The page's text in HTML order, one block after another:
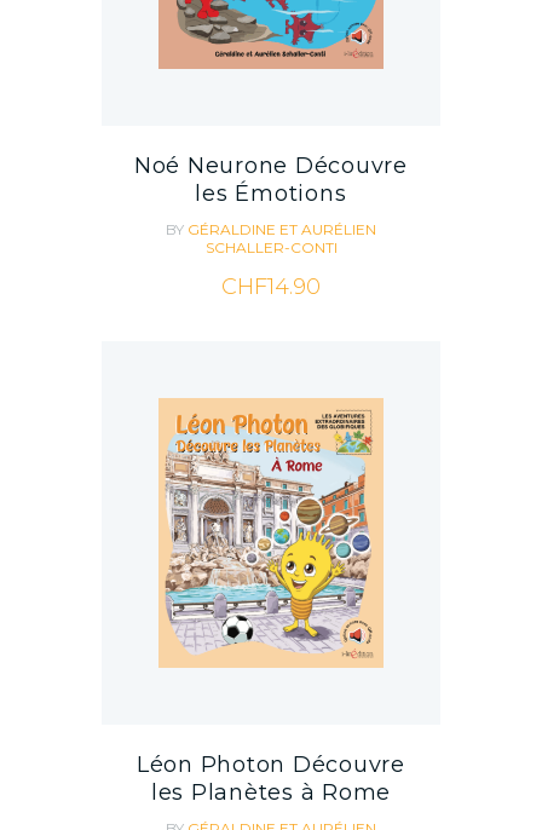
Noé Neurone Découvre
les Émotions
BY GÉRALDINE ET AURÉLIEN
SCHALLER-CONTI
CHF14.90
Léon Photon Découvre
les Planètes à Rome